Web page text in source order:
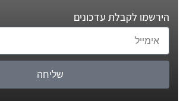
הירשמו לקבלת עדכונים
שליחה